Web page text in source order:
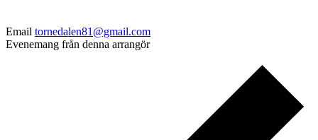
Email tornedalen81@gmail.com
Evenemang från denna arrangör